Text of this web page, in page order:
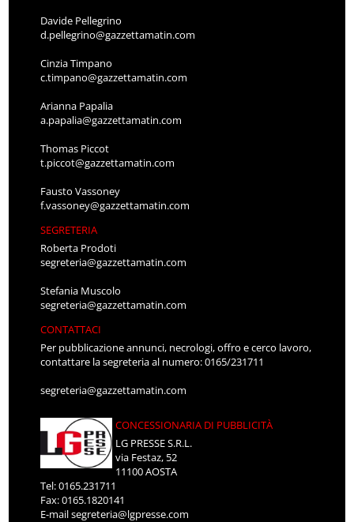
Davide Pellegrino
d.pellegrino@gazzettamatin.com
Cinzia Timpano
c.timpano@gazzettamatin.com
Arianna Papalia
a.papalia@gazzettamatin.com
Thomas Piccot
t.piccot@gazzettamatin.com
Fausto Vassoney
f.vassoney@gazzettamatin.com
SEGRETERIA
Roberta Prodoti
segreteria@gazzettamatin.com
Stefania Muscolo
segreteria@gazzettamatin.com
CONTATTACI
Per pubblicazione annunci, necrologi, offro e cerco lavoro,
contattare la segreteria al numero: 0165/231711
segreteria@gazzettamatin.com
CONCESSIONARIA DI PUBBLICITÀ
LG PRESSE S.R.L.
via Festaz, 52
11100 AOSTA
Tel: 0165.231711
Fax: 0165.1820141
E-mailsegreteria@lgpresse.com